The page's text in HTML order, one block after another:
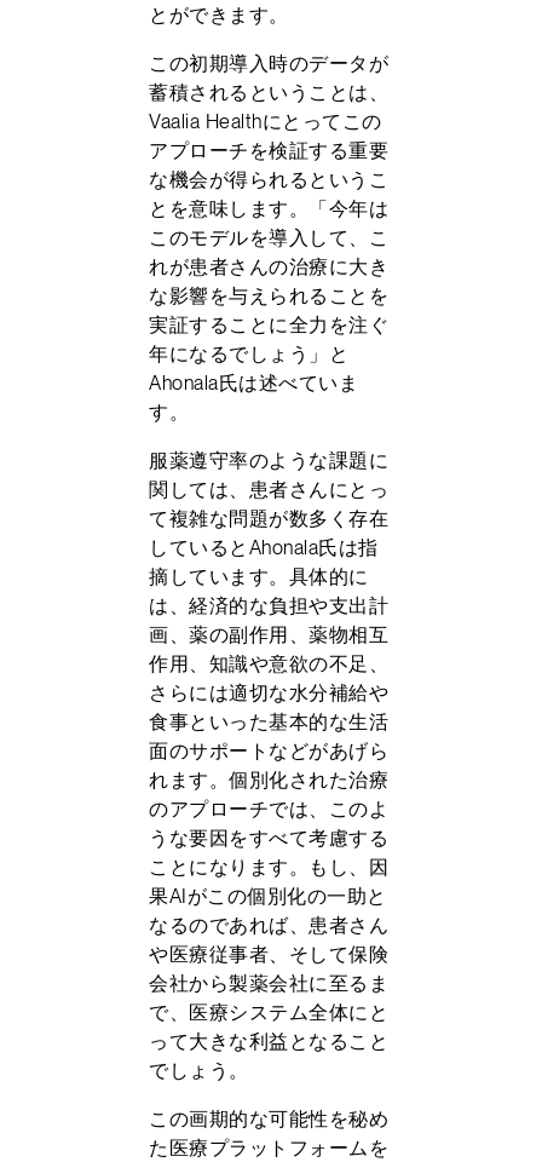
とができます。
この初期導入時のデータが
蓄積されるということは、
Vaalia Healthにとってこの
アプローチを検証する重要
な機会が得られるというこ
とを意味します。「今年は
このモデルを導入して、こ
れが患者さんの治療に大き
な影響を与えられることを
実証することに全力を注ぐ
年になるでしょう」と
Ahonala氏は述べていま
す。
服薬遵守率のような課題に
関しては、患者さんにとっ
て複雑な問題が数多く存在
しているとAhonala氏は指
摘しています。具体的に
は、経済的な負担や支出計
画、薬の副作用、薬物相互
作用、知識や意欲の不足、
さらには適切な水分補給や
食事といった基本的な生活
面のサポートなどがあげら
れます。個別化された治療
のアプローチでは、このよ
うな要因をすべて考慮する
ことになります。もし、因
果AIがこの個別化の一助と
なるのであれば、患者さん
や医療従事者、そして保険
会社から製薬会社に至るま
で、医療システム全体にと
って大きな利益となること
でしょう。
この画期的な可能性を秘め
た医療プラットフォームを